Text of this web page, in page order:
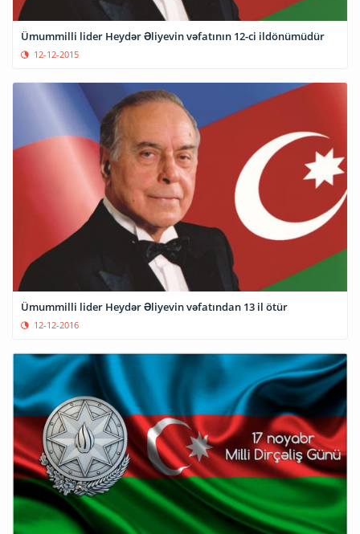
Ümummilli lider Heydər Əliyevin vəfatının 12-ci ildönümüdür
12-12-2015
Ümummilli lider Heydər Əliyevin vəfatından 13 il ötür
12-12-2016